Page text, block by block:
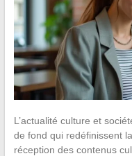
L’actualité culture et
de fond qui redéfinissent
réception des contenus